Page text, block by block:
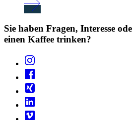
Sie haben Fragen, Interesse
einen Kaffee trinken?